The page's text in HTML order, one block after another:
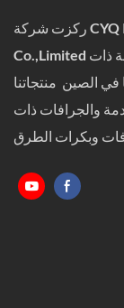
ركزت شركة CYQ International Trading
Co.,Limited على آلات البناء المستعملة ذات
لأكثر من 20 عامًا في الصين منتجاتنا
والجرافات ذات